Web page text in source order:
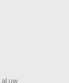
uw